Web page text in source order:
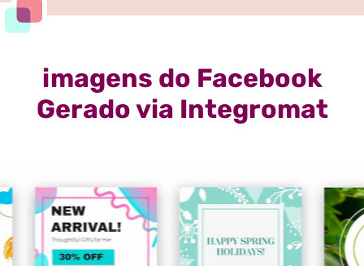
imagens do Facebook
Gerado via Integromat